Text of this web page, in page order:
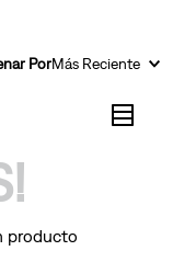
PorMás Reciente
producto